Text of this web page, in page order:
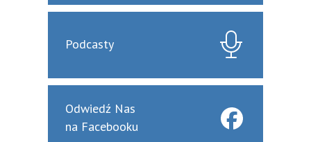
Podcasty
Odwiedź Nas
na Facebooku